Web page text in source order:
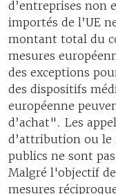
d’entreprises non
importés de l’UE
montant total du
mesures
des exceptions
des dispositifs
européenne
d’achat". Les
d’attribution ou le
publics ne sont
Malgré l'objectif
mesures